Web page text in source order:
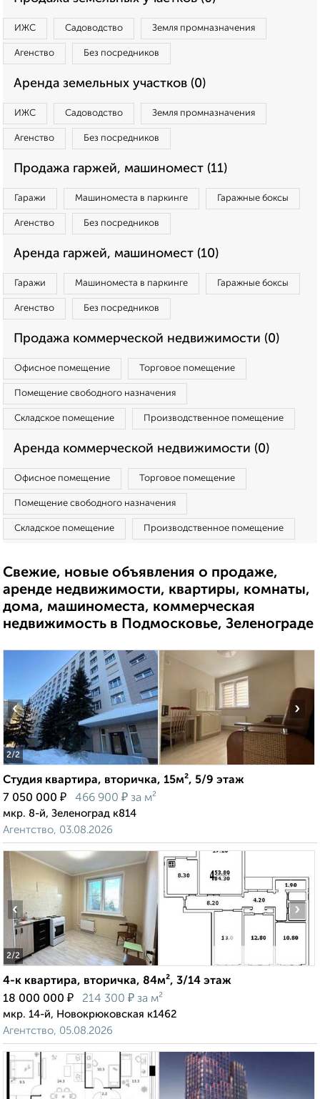
ИЖС Садоводство Земля промназначения
Агенство Без посредников
Аренда земельных участков (0)
ИЖС Садоводство Земля промназначения
Агенство Без посредников
Продажа гаржей, машиномест (11)
Гаражи Машиноместа в паркинге Гаражные боксы
Агенство Без посредников
Аренда гаржей, машиномест (10)
Гаражи Машиноместа в паркинге Гаражные боксы
Агенство Без посредников
Продажа коммерческой недвижимости (0)
Офисное помещение Торговое помещение
Помещение свободного назначения
Складское помещение Производственное помещение
Аренда коммерческой недвижимости (0)
Офисное помещение Торговое помещение
Помещение свободного назначения
Складское помещение Производственное помещение
Свежие, новые объявления о продаже,
аренде недвижимости, квартиры, комнаты,
дома, машиноместа, коммерческая
недвижимость в Подмосковье, Зеленограде
2/2
‹ ›
Студия квартира, вторичка, 15м², 5/9 этаж
7 050 000 ₽ 466 900 ₽ за м²
мкр. 8-й, Зеленоград к814
Агентство, 03.08.2026
2/2
‹ ›
4-к квартира, вторичка, 84м², 3/14 этаж
18 000 000 ₽ 214 300 ₽ за м²
мкр. 14-й, Новокрюковская к1462
Агентство, 05.08.2026